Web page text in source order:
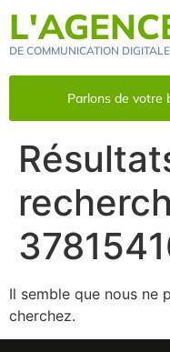
DE COMMUNICATION DIGITALE
Parlons de votre
Il semble que nous ne
cherchez.